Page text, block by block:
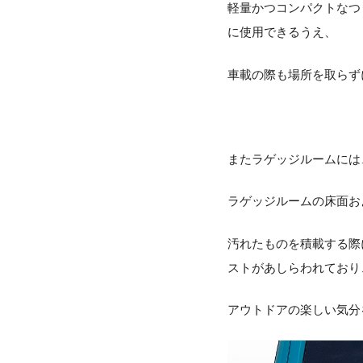
軽量かつコンパクトな
に使用できるうえ、
車載の際も場所を取らず
またラゲッジルームに
ラゲッジルームの床面
汚れたものを積載する
ストがあしらわれており
アウトドアの楽しい気分